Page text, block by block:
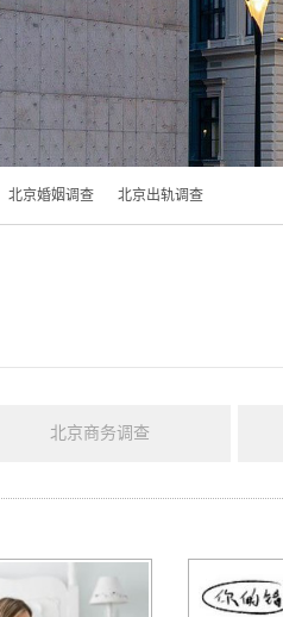
北京婚姻调查 北京出轨调查
北京商务调查